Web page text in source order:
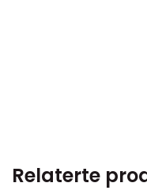
Relaterte